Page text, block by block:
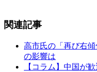
関連記事
高市氏の「再び右
の影響は
【コラム】中国が